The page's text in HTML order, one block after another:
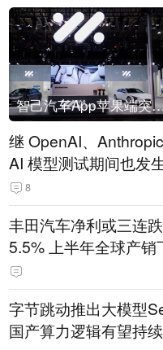
智己汽车App苹果
继 OpenAI、
AI 模型测试期间也发
8
丰田汽车净利或三连
5.5% 上半年全球产销
14.3万辆
字节跳动推出大模型
国产算力逻辑有望持